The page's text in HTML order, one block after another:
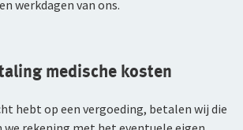
Collectief voor
Individueel
werkdagen van ons.
medische kosten
hebt op een vergoeding, betalen wij die